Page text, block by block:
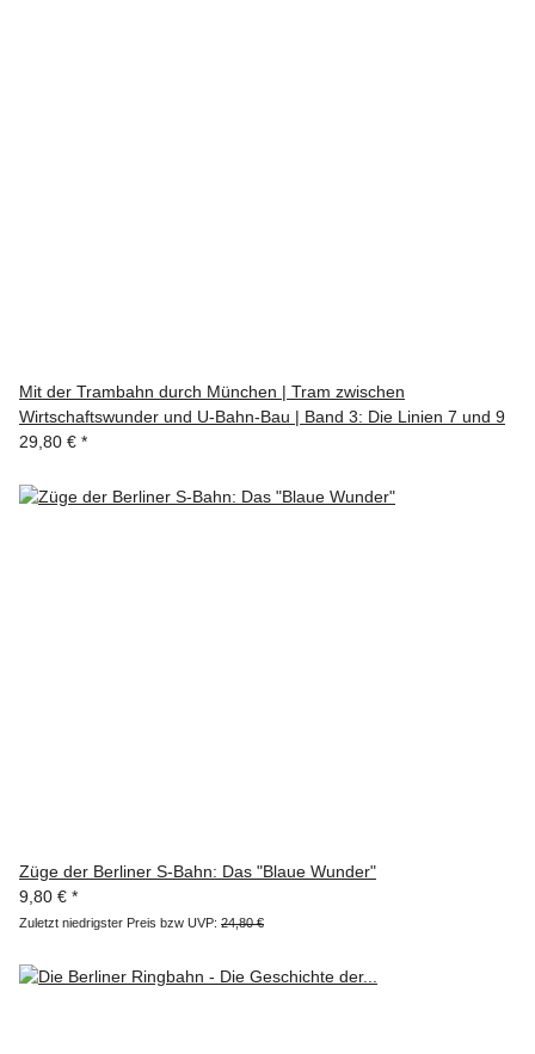
Mit der Trambahn durch München | Tram zwischen
Wirtschaftswunder und U-Bahn-Bau | Band 3: Die Linien 7 und 9
29,80 € *
Züge der Berliner S-Bahn: Das "Blaue Wunder"
9,80 € *
Zuletzt niedrigster Preis bzw UVP: 24,80 €